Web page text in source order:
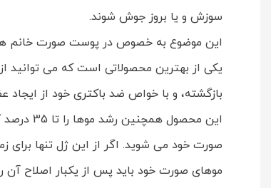
سوزش و یا بروز جوش شوند.
این موضوع به خصوص در پوست صورت خانم ها
یکی از بهترین محصولاتی است که می توانید
بازگشته، و با خواص ضد باکتری خود از
صورت خود می شوید. اگر از این ژل تنها برای
موهای صورت خود باید پس از یکبار اصلاح